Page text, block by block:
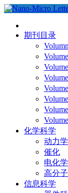
期刊目录
化学科学
动力
催化
电化学
高分
信息科学